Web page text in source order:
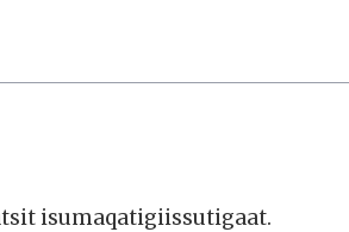
isumaqatigiissutigaat.